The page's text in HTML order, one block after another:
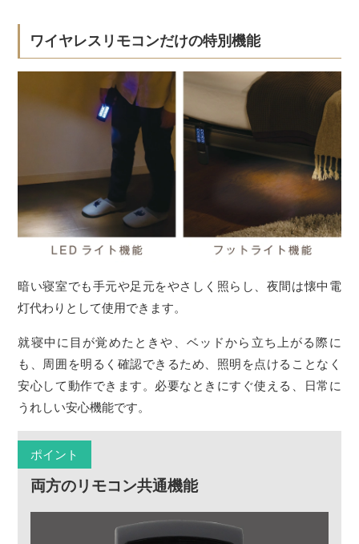
ワイヤレスリモコンだけの特別機能
暗い寝室でも手元や足元をやさしく照らし、夜間は懐中電
灯代わりとして使用できます。
就寝中に目が覚めたときや、ベッドから立ち上がる際に
も、周囲を明るく確認できるため、照明を点けることなく
安心して動作できます。必要なときにすぐ使える、日常に
うれしい安心機能です。
ポイント
両方のリモコン共通機能